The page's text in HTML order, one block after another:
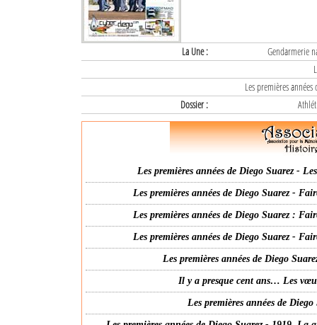
La Une :
Gendarmerie
Les premières
Dossier :
Les premières années de Diego Suarez -
Les premières années de Diego Suarez -
Les premières années de Diego Suarez :
Les premières années de Diego Suarez -
Les premières années de Diego
Il y a presque cent ans… Les
Les premières années de